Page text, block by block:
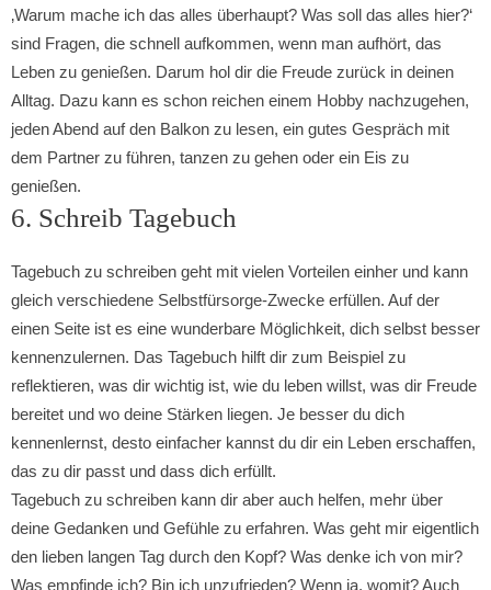
‚Warum mache ich das alles überhaupt? Was soll das alles hier?‘
sind Fragen, die schnell aufkommen, wenn man aufhört, das
Leben zu genießen. Darum hol dir die Freude zurück in deinen
Alltag. Dazu kann es schon reichen einem Hobby nachzugehen,
jeden Abend auf den Balkon zu lesen, ein gutes Gespräch mit
dem Partner zu führen, tanzen zu gehen oder ein Eis zu
genießen.
6. Schreib Tagebuch
Tagebuch zu schreiben geht mit vielen Vorteilen einher und kann
gleich verschiedene Selbstfürsorge-Zwecke erfüllen. Auf der
einen Seite ist es eine wunderbare Möglichkeit, dich selbst besser
kennenzulernen. Das Tagebuch hilft dir zum Beispiel zu
reflektieren, was dir wichtig ist, wie du leben willst, was dir Freude
bereitet und wo deine Stärken liegen. Je besser du dich
kennenlernst, desto einfacher kannst du dir ein Leben erschaffen,
das zu dir passt und dass dich erfüllt.
Tagebuch zu schreiben kann dir aber auch helfen, mehr über
deine Gedanken und Gefühle zu erfahren. Was geht mir eigentlich
den lieben langen Tag durch den Kopf? Was denke ich von mir?
Was empfinde ich? Bin ich unzufrieden? Wenn ja, womit? Auch